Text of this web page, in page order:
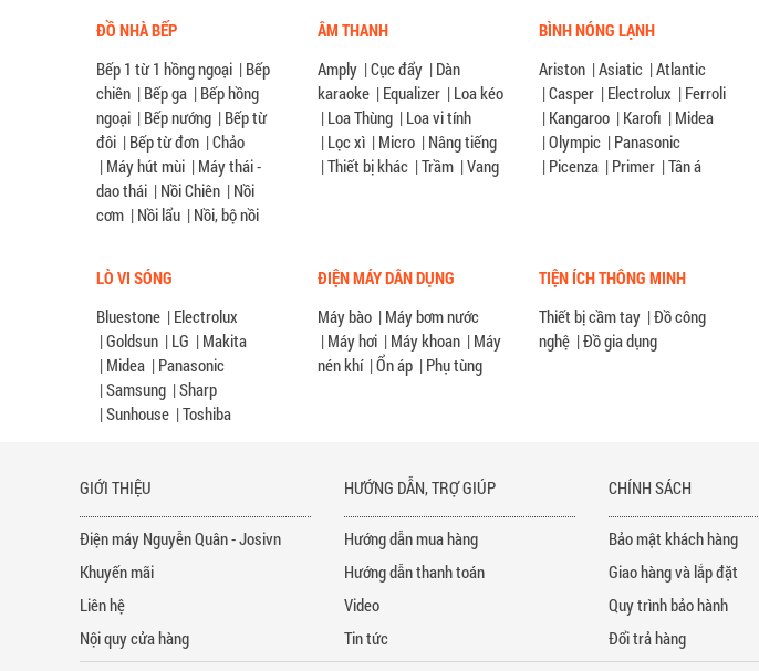
ĐỒ NHÀ BẾP
Bếp 1 từ 1 hồng ngoại | Bếp
chiên | Bếp ga | Bếp hồng
ngoại | Bếp nướng | Bếp từ
đôi | Bếp từ đơn |Chảo
| Máy hút mùi | Máy thái -
dao thái | Nồi Chiên | Nồi
cơm | Nồi lẩu | Nồi, bộ nồi
ÂM THANH
Amply |Cục đẩy | Dàn
karaoke | Equalizer | Loa kéo
| Loa Thùng | Loa vi tính
| Lọc xì | Micro | Nâng tiếng
|Thiết bị khác |Trầm |Vang
BÌNH NÓNG LẠNH
Ariston |Asiatic |Atlantic
|Casper | Electrolux | Ferroli
| Kangaroo | Karofi | Midea
|Olympic | Panasonic
| Picenza | Primer |Tân á
LÒ VI SÓNG
Bluestone | Electrolux
|Goldsun | LG | Makita
| Midea | Panasonic
|Samsung |Sharp
|Sunhouse |Toshiba
ĐIỆN MÁY DÂN DỤNG
Máy bào | Máy bơm nước
| Máy hơi | Máy khoan | Máy
nén khí |Ổn áp | Phụ tùng
TIỆN ÍCH THÔNG MINH
Thiết bị cầm tay |Đồ công
nghệ |Đồ gia dụng
GIỚI THIỆU
Điện máy Nguyễn Quân - Josivn
Khuyến mãi
Liên hệ
Nội quy cửa hàng
HƯỚNG DẪN, TRỢ GIÚP
Hướng dẫn mua hàng
Hướng dẫn thanh toán
Video
Tin tức
CHÍNH SÁCH
Bảo mật khách hàng
Giao hàng và lắp đặt
Quy trình bảo hành
Đổi trả hàng